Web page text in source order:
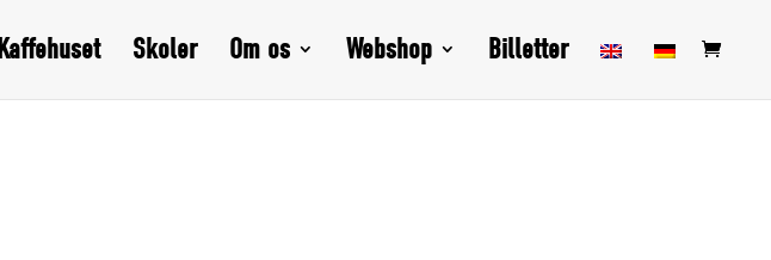
Kaffehuset Skoler Om os Webshop Billetter